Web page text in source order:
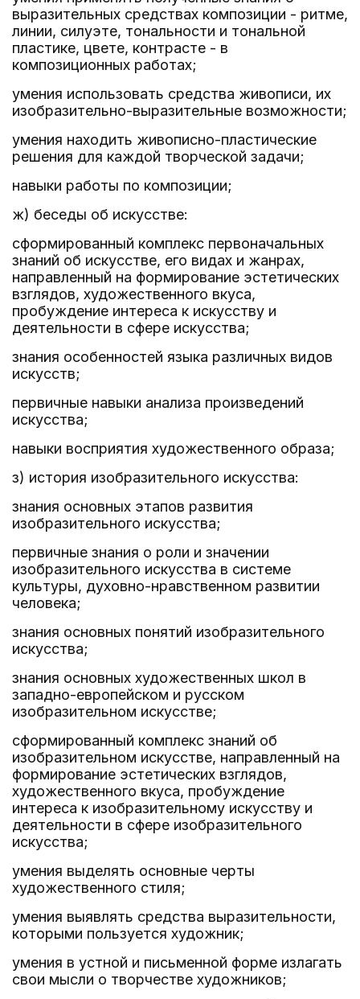
выразительных средствах композиции - ритме,
линии, силуэте, тональности и тональной
пластике, цвете, контрасте - в
композиционных работах;
умения использовать средства живописи, их
изобразительно-выразительные возможности;
умения находить живописно-пластические
решения для каждой творческой задачи;
навыки работы по композиции;
ж) беседы об искусстве:
сформированный комплекс первоначальных
знаний об искусстве, его видах и жанрах,
направленный на формирование эстетических
взглядов, художественного вкуса,
пробуждение интереса к искусству и
деятельности в сфере искусства;
знания особенностей языка различных видов
искусств;
первичные навыки анализа произведений
искусства;
навыки восприятия художественного образа;
з) история изобразительного искусства:
знания основных этапов развития
изобразительного искусства;
первичные знания о роли и значении
изобразительного искусства в системе
культуры, духовно-нравственном развитии
человека;
знания основных понятий изобразительного
искусства;
знания основных художественных школ в
западно-европейском и русском
изобразительном искусстве;
сформированный комплекс знаний об
изобразительном искусстве, направленный на
формирование эстетических взглядов,
художественного вкуса, пробуждение
интереса к изобразительному искусству и
деятельности в сфере изобразительного
искусства;
умения выделять основные черты
художественного стиля;
умения выявлять средства выразительности,
которыми пользуется художник;
умения в устной и письменной форме излагать
свои мысли о творчестве художников;